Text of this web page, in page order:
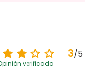
3/5
verificada